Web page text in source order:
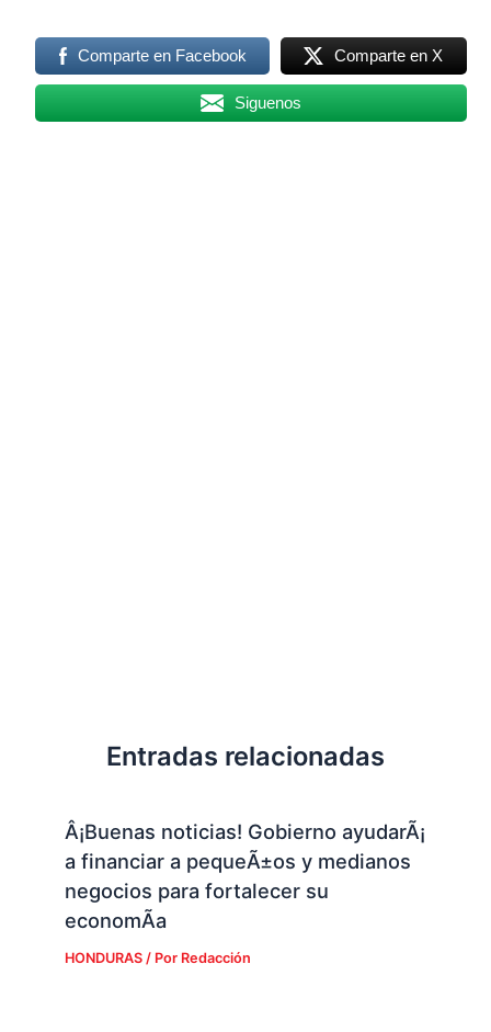
Comparte en Facebook Comparte en X
Siguenos
Entradas relacionadas
Â¡Buenas noticias! Gobierno ayudarÃ¡
a financiar a pequeÃ±os y medianos
negocios para fortalecer su
economÃ­a
HONDURAS/ Por Redacción